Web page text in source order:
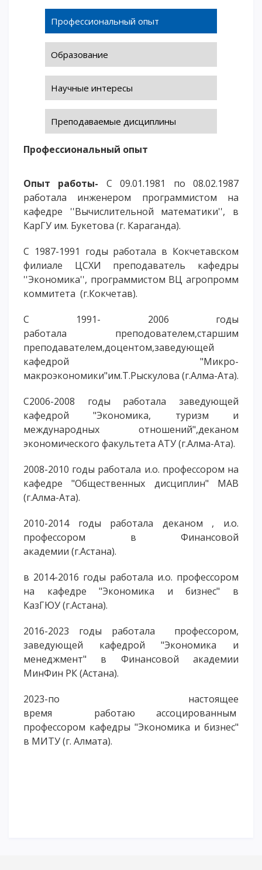
Магистратура
Докторантура
Второе высшее
Очное с применением дистанционных технологий
ОПЛАТИТЬ ОБУЧЕНИЕ
Профессиональный опыт
Образование
Научные интересы
Преподаваемые дисциплины
Профессиональный опыт
Опыт работы- С 09.01.1981 по 08.02.1987
работала инженером программистом на
кафедре ''Вычислительной математики'', в
КарГУ им. Букетова (г. Караганда).
С 1987-1991 годы работала в Кокчетавском
филиале ЦСХИ преподаватель кафедры
''Экономика'', программистом ВЦ агропромм
коммитета (г.Кокчетав).
С 1991- 2006 годы
работала преподователем,старшим
преподавателем,доцентом,заведующей
кафедрой "Микро-
макроэкономики"им.Т.Рыскулова (г.Алма-Ата).
С2006-2008 годы работала заведующей
кафедрой "Экономика, туризм и
международных отношений",деканом
экономического факультета АТУ (г.Алма-Ата).
2008-2010 годы работала и.о. профессором на
кафедре "Общественных дисциплин" MAB
(г.Алма-Ата).
2010-2014 годы работала деканом , и.о.
профессором в Финансовой
академии (г.Астана).
в 2014-2016 годы работала и.о. профессором
на кафедре "Экономика и бизнес" в
КазГЮУ (г.Астана).
2016-2023 годы работала профессором,
заведующей кафедрой "Экономика и
менеджмент" в Финансовой академии
МинФин РК (Астана).
2023-по настоящее
время работаю ассоцированным
профессором кафедры "Экономика и бизнес"
в МИТУ (г. Алмата).